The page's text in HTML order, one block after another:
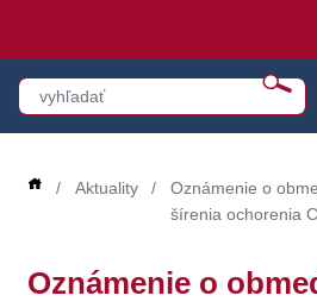
Aktuality
Oznámenie o
šírenia ochorenia
Oznámenie o